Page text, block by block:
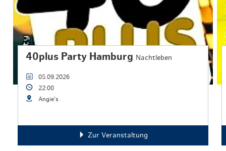
40plus Party Hamburg Nachtleben
05.09.2026
22:00
Angie's
Zur Veranstaltung